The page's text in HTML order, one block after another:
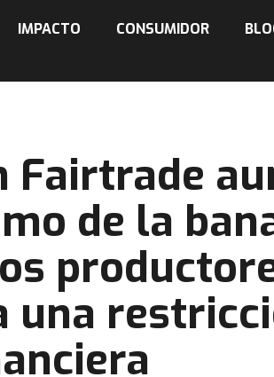
IMPACTO CONSUMIDOR
Fairtrade
de la
una